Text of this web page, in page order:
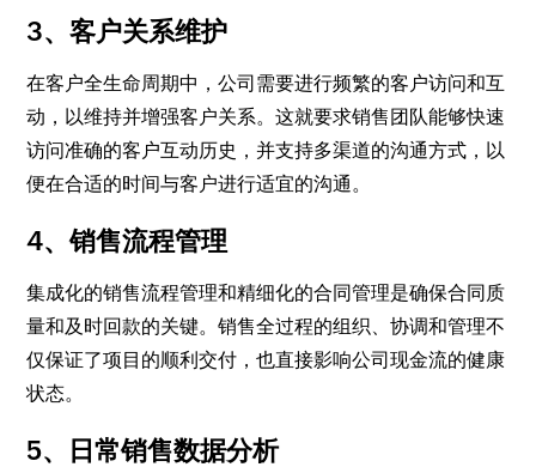
3、客户关系维护
在客户全生命周期中，公司需要进行频繁的客户访问和互
动，以维持并增强客户关系。这就要求销售团队能够快速
访问准确的客户互动历史，并支持多渠道的沟通方式，以
便在合适的时间与客户进行适宜的沟通。
4、销售流程管理
集成化的销售流程管理和精细化的合同管理是确保合同质
量和及时回款的关键。销售全过程的组织、协调和管理不
仅保证了项目的顺利交付，也直接影响公司现金流的健康
状态。
5、日常销售数据分析